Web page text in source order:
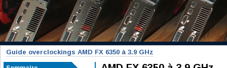
Guide overclockings AMD FX 6350 à 3.9 GHz